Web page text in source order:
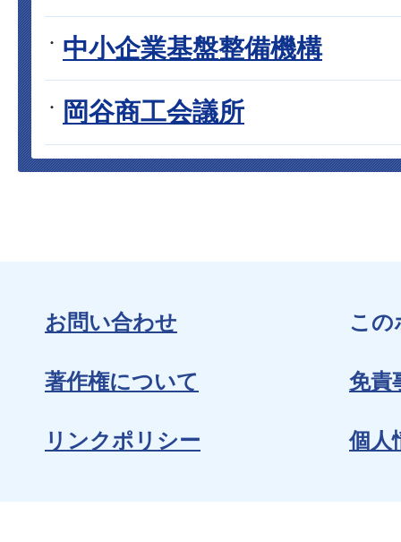
中小企業基盤整備機構
岡谷商工会議所
お問い合わせ この
著作権について 免責
リンクポリシー 個人